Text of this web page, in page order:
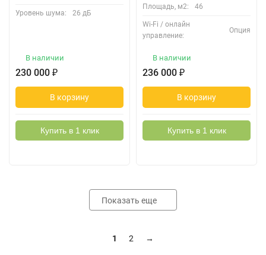
Уровень шума: 26 дБ
В наличии
230 000 ₽
В корзину
Купить в 1 клик
Площадь, м2: 46
Wi-Fi / онлайн
управление:
Опция
В наличии
236 000 ₽
В корзину
Купить в 1 клик
Показать еще
1 2 →